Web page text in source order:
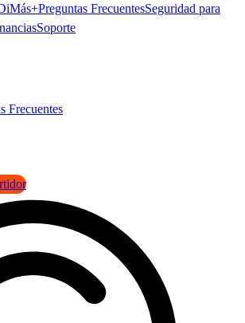
Preguntas FrecuentesSeguridad para
Soporte
Frecuentes